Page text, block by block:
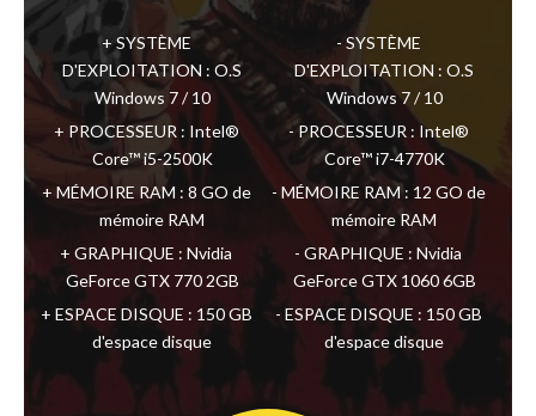
SYSTÈME
D'EXPLOITATION : O.S
Windows 7 / 10
PROCESSEUR : Intel®
Core™ i5-2500K
MÉMOIRE RAM : 8 GO de
mémoire RAM
GRAPHIQUE : Nvidia
GeForce GTX 770 2GB
ESPACE DISQUE : 150 GB
d'espace disque
SYSTÈME
D'EXPLOITATION : O.S
Windows 7 / 10
PROCESSEUR : Intel®
Core™ i7-4770K
MÉMOIRE RAM : 12 GO de
mémoire RAM
GRAPHIQUE : Nvidia
GeForce GTX 1060 6GB
ESPACE DISQUE : 150 GB
d'espace disque